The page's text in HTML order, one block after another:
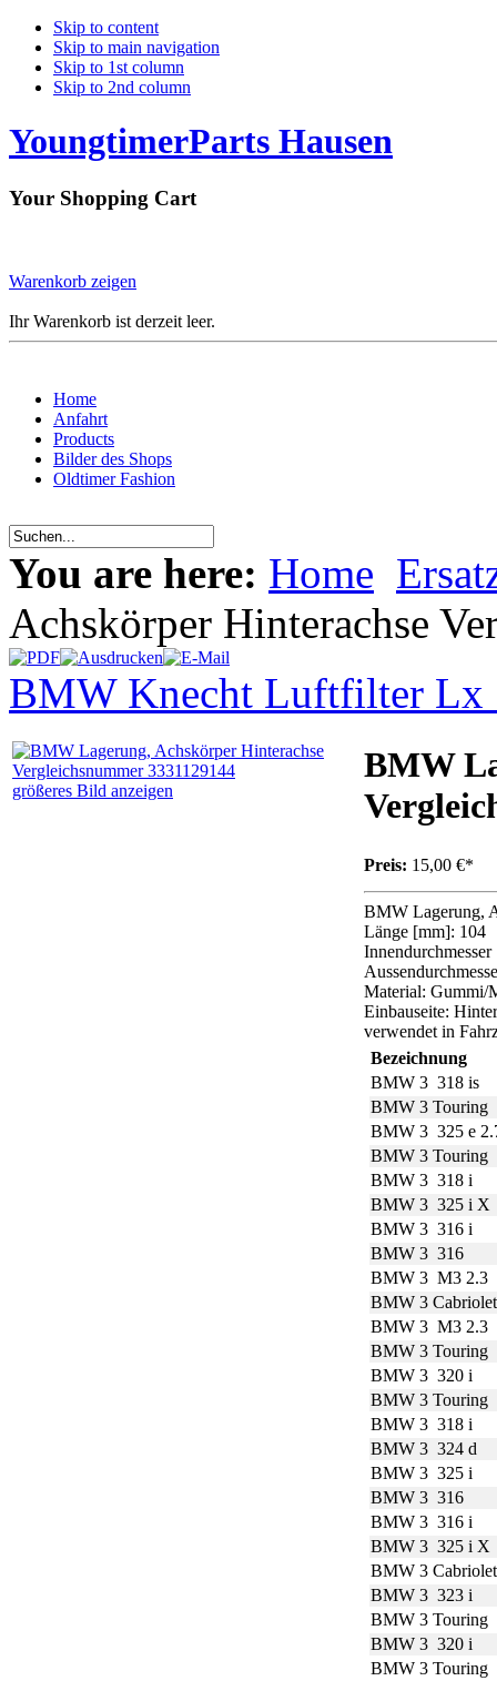
Skip to content
Skip to main navigation
Skip to 1st column
Skip to 2nd column
YoungtimerParts Hausen
Your Shopping Cart
Warenkorb zeigen
Ihr Warenkorb ist derzeit leer.
Home
Anfahrt
Products
Bilder des Shops
Oldtimer Fashion
You are here: Home
Achskörper Hinterachse
BMW Knecht Luftfilter Lx
größeres Bild anzeigen
BMW
Preis: 15,00 €*
BMW Lagerung,
Länge [mm]: 104
Material: Gummi/
Einbauseite:
verwendet in
Bezeichnung
BMW 3 318 is
BMW 3 Touring
BMW 3 325 e
BMW 3 Touring
BMW 3 318 i
BMW 3 325 i X
BMW 3 316 i
BMW 3 316
BMW 3 M3 2.3
BMW 3
BMW 3 M3 2.3
BMW 3 Touring
BMW 3 320 i
BMW 3 Touring
BMW 3 318 i
BMW 3 324 d
BMW 3 325 i
BMW 3 316
BMW 3 316 i
BMW 3 325 i X
BMW 3
BMW 3 323 i
BMW 3 Touring
BMW 3 320 i
BMW 3 Touring